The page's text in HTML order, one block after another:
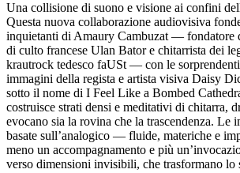
Una collisione di suono e visione ai confini
Questa nuova collaborazione audiovisiva
inquietanti di Amaury Cambuzat — fondatore
di culto francese Ulan Bator e chitarrista dei
krautrock tedesco faUSt — con le
immagini della regista e artista visiva Daisy
sotto il nome di I Feel Like a Bombed
costruisce strati densi e meditativi di chitarra,
evocano sia la rovina che la trascendenza. Le
basate sull’analogico — fluide, materiche e
meno un accompagnamento e più
verso dimensioni invisibili, che trasformano lo